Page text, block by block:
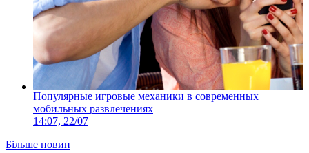
Популярные игровые механики в современных
мобильных развлечениях
14:07, 22/07
Більше новин